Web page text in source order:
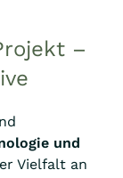
–
und
Vielfalt an